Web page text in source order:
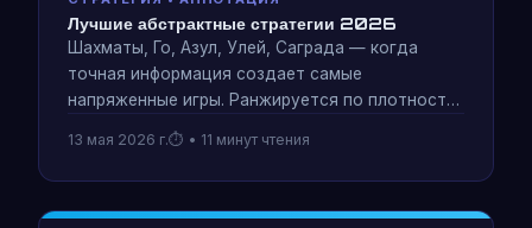
Лучшие абстрактные стратегии 2026
Шахматы, Го, Азул, Улей, Саграда — когда
точная информация создает самые
напряженные игры. Ранжируется по плотности
тому, насколько мастерство фактически
определяет победителя.
13 мая 2026 г. • 11 минут чтения